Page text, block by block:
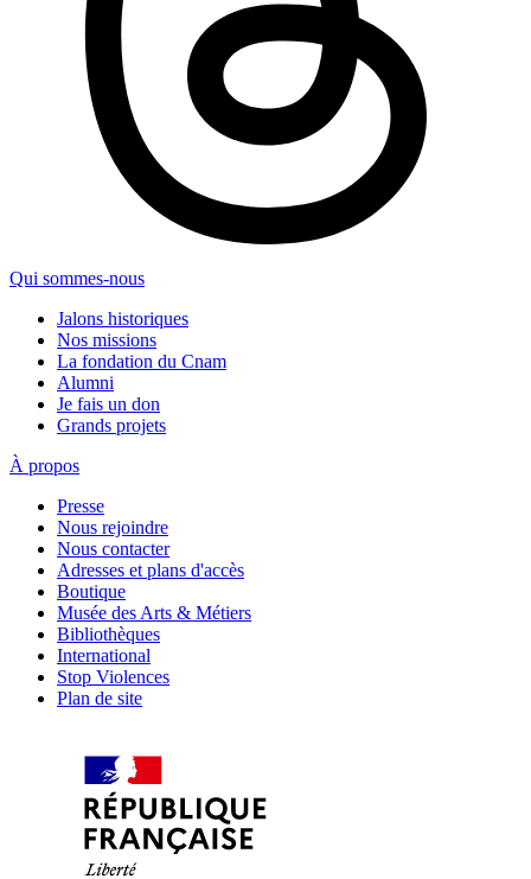
Qui sommes-nous
Jalons historiques
Nos missions
La fondation du Cnam
Alumni
Je fais un don
Grands projets
À propos
Presse
Nous rejoindre
Nous contacter
Adresses et plans d'accès
Boutique
Musée des Arts & Métiers
Bibliothèques
International
Stop Violences
Plan de site